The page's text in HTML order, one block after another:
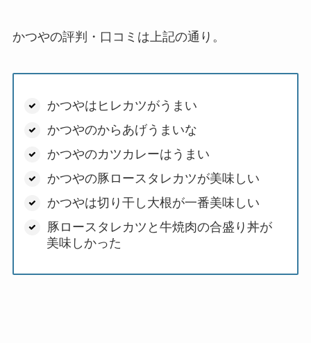
かつやの評判・口コミは上記の通り。
かつやはヒレカツがうまい
かつやのからあげうまいな
かつやのカツカレーはうまい
かつやの豚ロースタレカツが美味しい
かつやは切り干し大根が一番美味しい
豚ロースタレカツと牛焼肉の合盛り丼が
美味しかった